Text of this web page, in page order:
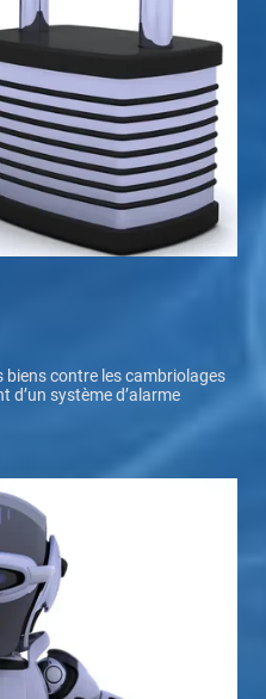
biens contre les cambriolages
d’un système d’alarme